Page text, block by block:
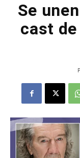
Se
cast de